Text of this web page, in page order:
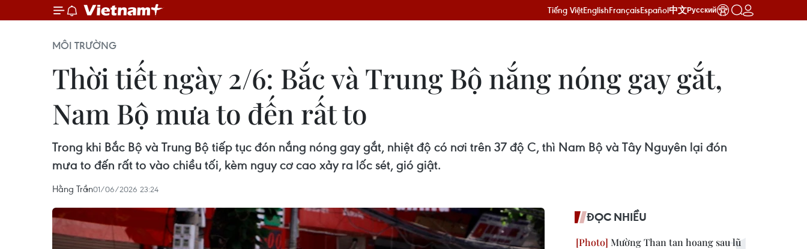
Tiếng ViệtEnglishFrançaisEspañol中文Русский
MÔI TRƯỜNG
Thời tiết ngày 2/6: Bắc và Trung Bộ nắng nóng gay gắt,
Nam Bộ mưa to đến rất to
Trong khi Bắc Bộ và Trung Bộ tiếp tục đón nắng nóng gay gắt, nhiệt độ có nơi trên 37 độ C, thì Nam Bộ và Tây Nguyên lại đón
mưa to đến rất to vào chiều tối, kèm nguy cơ cao xảy ra lốc sét, gió giật.
Hằng Trần01/06/2026 23:24
ĐỌC NHIỀU
Mường Than tan hoang sau lũ